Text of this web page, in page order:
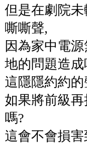
但是在劇院
嘶嘶聲,
因為家中電
地的問題造成
這隱隱約約
如果將前級再
嗎?
這會不會損害